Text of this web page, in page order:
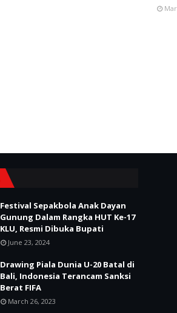
Festival Sepakbola Anak Dayan
Gunung Dalam Rangka HUT Ke-17
KLU, Resmi Dibuka Bupati
June 23, 2024
Drawing Piala Dunia U-20 Batal di
Bali, Indonesia Terancam Sanksi
Berat FIFA
March 26, 2023